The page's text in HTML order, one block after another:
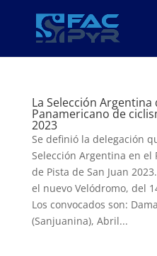
La Selección
Panamericano de
2023
Se definió la delegación
Selección Argentina en el
de Pista de San Juan
el nuevo Velódromo, del
Los convocados son:
(Sanjuanina), Abril...